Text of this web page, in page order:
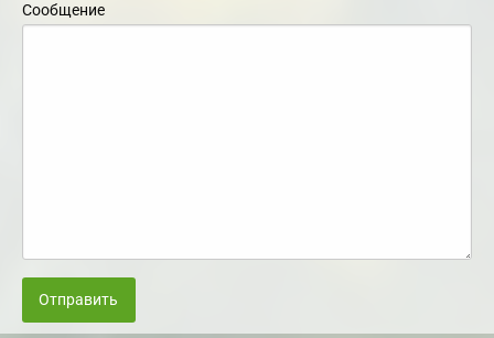
Сообщение
Отправить